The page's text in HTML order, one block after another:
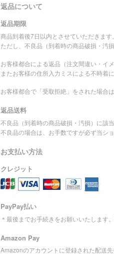
返品について
返品期限
商品到着後7日以内とさせていただきます。
ただし、不良品（到着時の商品破損・汚
お客様都合による返品（注文間違い・イ
またお客様の住所入力ミスによる不時着
お客様都合で「受取拒絶」をされた場合
返品送料
不良品（到着時の商品破損・汚損）に該
不良品の場合は、お手数ですが必ず当シ
お支払い方法
クレジット
PayPay払い
＊最後までお手続きをお願いいたします
Amazon Pay
Amazonのアカウントに登録された配送